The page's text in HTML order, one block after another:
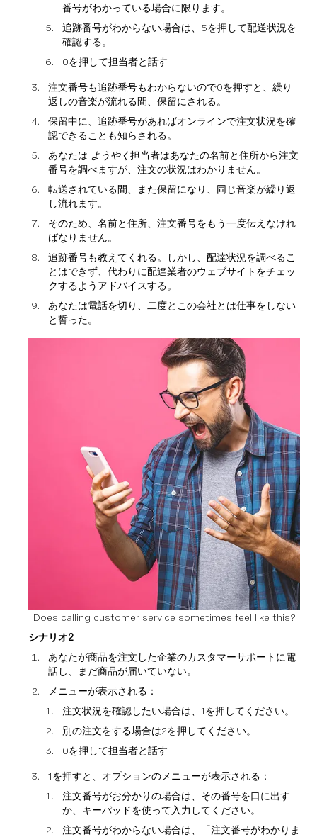
番号がわかっている場合に限ります。
追跡番号がわからない場合は、5を押して配送状況を
確認する。
0を押して担当者と話す
注文番号も追跡番号もわからないので0を押すと、繰り
返しの音楽が流れる間、保留にされる。
保留中に、追跡番号があればオンラインで注文状況を確
認できることも知らされる。
あなたは ようやく担当者はあなたの名前と住所から注文
番号を調べますが、注文の状況はわかりません。
転送されている間、また保留になり、同じ音楽が繰り返
し流れます。
そのため、名前と住所、注文番号をもう一度伝えなけれ
ばなりません。
追跡番号も教えてくれる。しかし、配達状況を調べるこ
とはできず、代わりに配達業者のウェブサイトをチェッ
クするようアドバイスする。
あなたは電話を切り、二度とこの会社とは仕事をしない
と誓った。
Does calling customer service sometimes feel like this?
シナリオ2
あなたが商品を注文した企業のカスタマーサポートに電
話し、まだ商品が届いていない。
メニューが表示される：
注文状況を確認したい場合は、1を押してください。
別の注文をする場合は2を押してください。
0を押して担当者と話す
1を押すと、オプションのメニューが表示される：
注文番号がお分かりの場合は、その番号を口に出す
か、キーパッドを使って入力してください。
注文番号がわからない場合は、「注文番号がわかりま